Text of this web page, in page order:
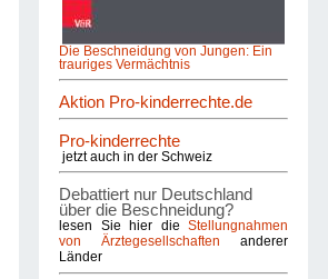
Die Beschneidung von Jungen: Ein
trauriges Vermächtnis
Aktion Pro-kinderrechte.de
Pro-kinderrechte
jetzt auch in der Schweiz
Debattiert nur Deutschland
über die Beschneidung?
lesen Sie hier die Stellungnahmen
von Ärztegesellschaften anderer
Länder